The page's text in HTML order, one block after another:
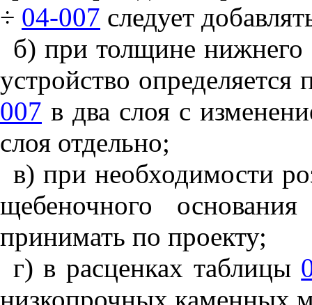
÷ 04-007 следует
б) при толщине нижнего
устройство
007 в два слоя с
слоя отдельно;
в) при необходимости
щебеночного
принимать по проекту;
г) в расценках таблицы